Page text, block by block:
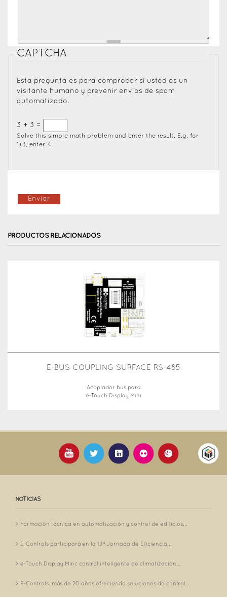
CAPTCHA
Esta pregunta es para comprobar si usted es un
visitante humano y prevenir envíos de spam
automatizado.
3 + 3 =
Solve this simple math problem and enter the result. E.g. for
1+3, enter 4.
PRODUCTOS RELACIONADOS
E-BUS COUPLING SURFACE RS-485
Acoplador bus para
e-Touch Display Mini
NOTICIAS
Formación técnica en automatización y control de edificios...
E-Controls participará en la 13ª Jornada de Eficiencia...
e-Touch Display Mini: control inteligente de climatización...
E-Controls, más de 20 años ofreciendo soluciones de control...